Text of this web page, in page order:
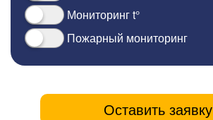
Мониторинг t°
Пожарный мониторинг
Оставить заявку